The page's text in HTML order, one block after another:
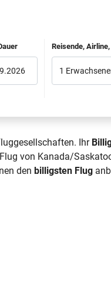
Reisende,
1
Ihr
von Kanada/
denbilligsten Flug